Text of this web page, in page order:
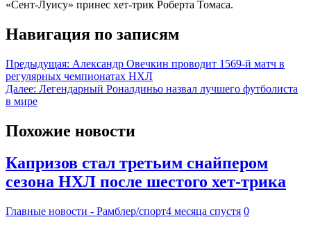
«Сент‑Луису» принес хет‑трик Роберта Томаса.
Навигация по записям
Предыдущая: Александр Овечкин проводит 1569-й матч в
регулярных чемпионатах НХЛ
Далее: Легендарный Роналдиньо назвал лучшего футболиста
в мире
Похожие новости
Капризов стал третьим снайпером
сезона НХЛ после шестого хет-трика
Главные новости - Рамблер/спорт4 месяца спустя 0